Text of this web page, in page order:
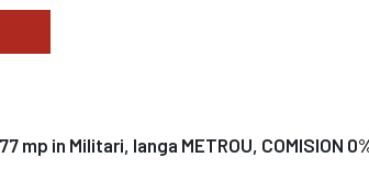
mp in Militari, langa METROU, COMISION